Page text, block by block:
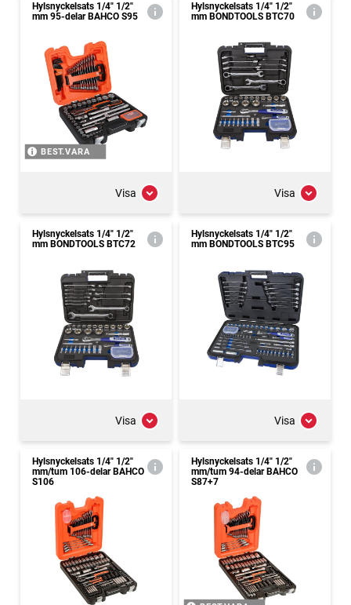
Hylsnyckelsats 1/4" 1/2"
mm 95-delar BAHCO S95
BEST.VARA
Visa
Hylsnyckelsats 1/4" 1/2"
mm BONDTOOLS BTC70
Visa
Hylsnyckelsats 1/4" 1/2"
mm BONDTOOLS BTC72
Visa
Hylsnyckelsats 1/4" 1/2"
mm BONDTOOLS BTC95
Visa
Hylsnyckelsats 1/4" 1/2"
mm/tum 106-delar BAHCO
S106
Hylsnyckelsats 1/4" 1/2"
mm/tum 94-delar BAHCO
S87+7